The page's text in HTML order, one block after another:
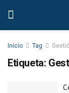
Inicio Tag
Etiqueta: